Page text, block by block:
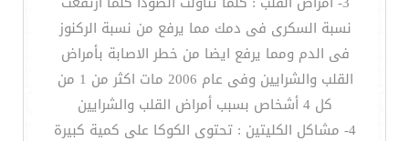
نسبة السكرى فى دمك مما يرفع من نسبة الركنوز
فى الدم ومما يرفع ايضا من خطر الاصابة بأمراض
القلب والشرايين وفى عام 2006 مات اكثر من 1 من
كل 4 أشخاص بسبب أمراض القلب والشرايين
4- مشاكل الكليتين : تحتوى الكوكا على كمية كبيرة